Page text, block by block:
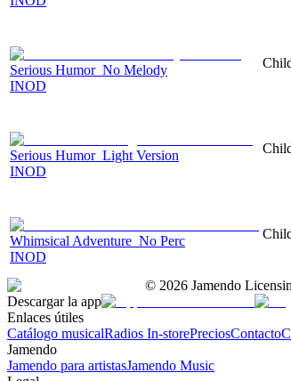
Serious Humor_No Melody
INOD
Serious Humor_Light Version
INOD
Whimsical Adventure_No Perc
INOD
© 2026 Jamendo
Descargar la app
Enlaces útiles
Catálogo musicalRadios In-storePreciosContacto
Jamendo
Jamendo para artistasJamendo Music